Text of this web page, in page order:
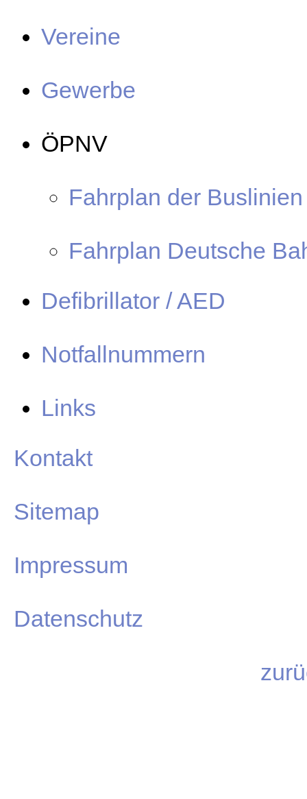
Vereine
Gewerbe
ÖPNV
Fahrplan der Buslinien
Fahrplan Deutsche
Defibrillator / AED
Notfallnummern
Links
Kontakt
Sitemap
Impressum
Datenschutz